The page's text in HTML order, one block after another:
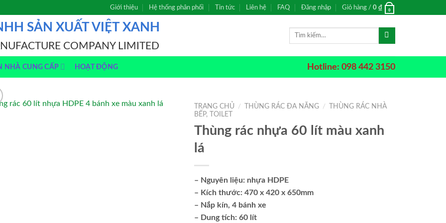
Giới thiệu Hệ thống phân phối Tin tức Liên hệ FAQ Đăng nhập Giỏ hàng / 0 ₫ 0
SẢN XUẤT VIỆT XANH
COMPANY LIMITED
Tìm
NHÀ CUNG CẤP HOẠT ĐỘNG Hotline: 098 442 3150
TRANG CHỦ / THÙNG RÁC ĐA NĂNG /
THÙNG RÁC NHÀ
BẾP, TOILET
Thùng rác nhựa 60 lít màu xanh
lá
– Nguyên liệu: nhựa HDPE
– Kích thước: 470 x 420 x 650mm
– Nắp kín, 4bánh xe
– Dung tích: 60 lít